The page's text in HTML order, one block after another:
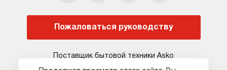
О компании Ремонт
Статьи и акции
Пожаловаться руководству
Поставщик бытовой техники Asko